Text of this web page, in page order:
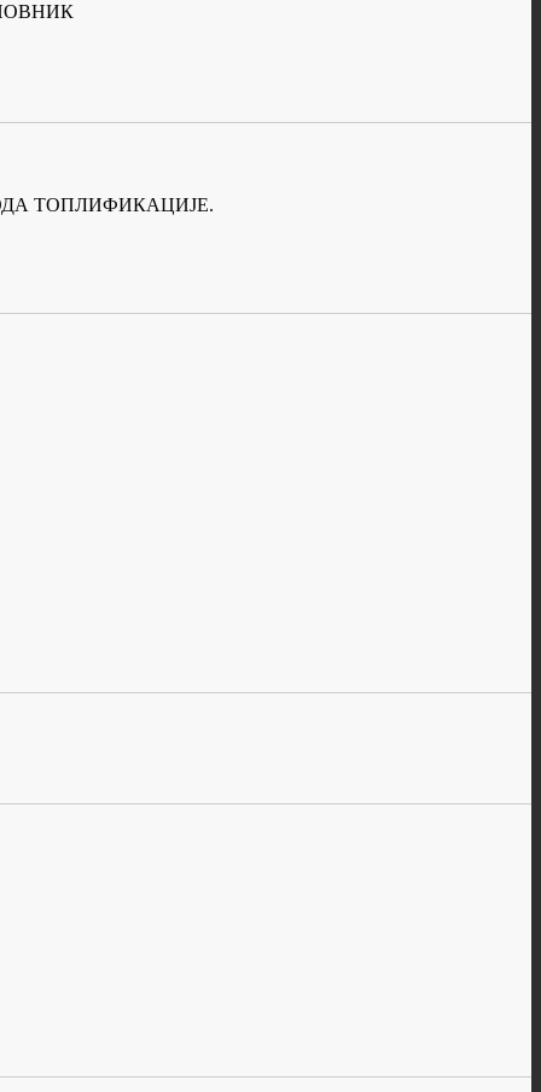
ТОПЛИФИКАЦИЈЕ.